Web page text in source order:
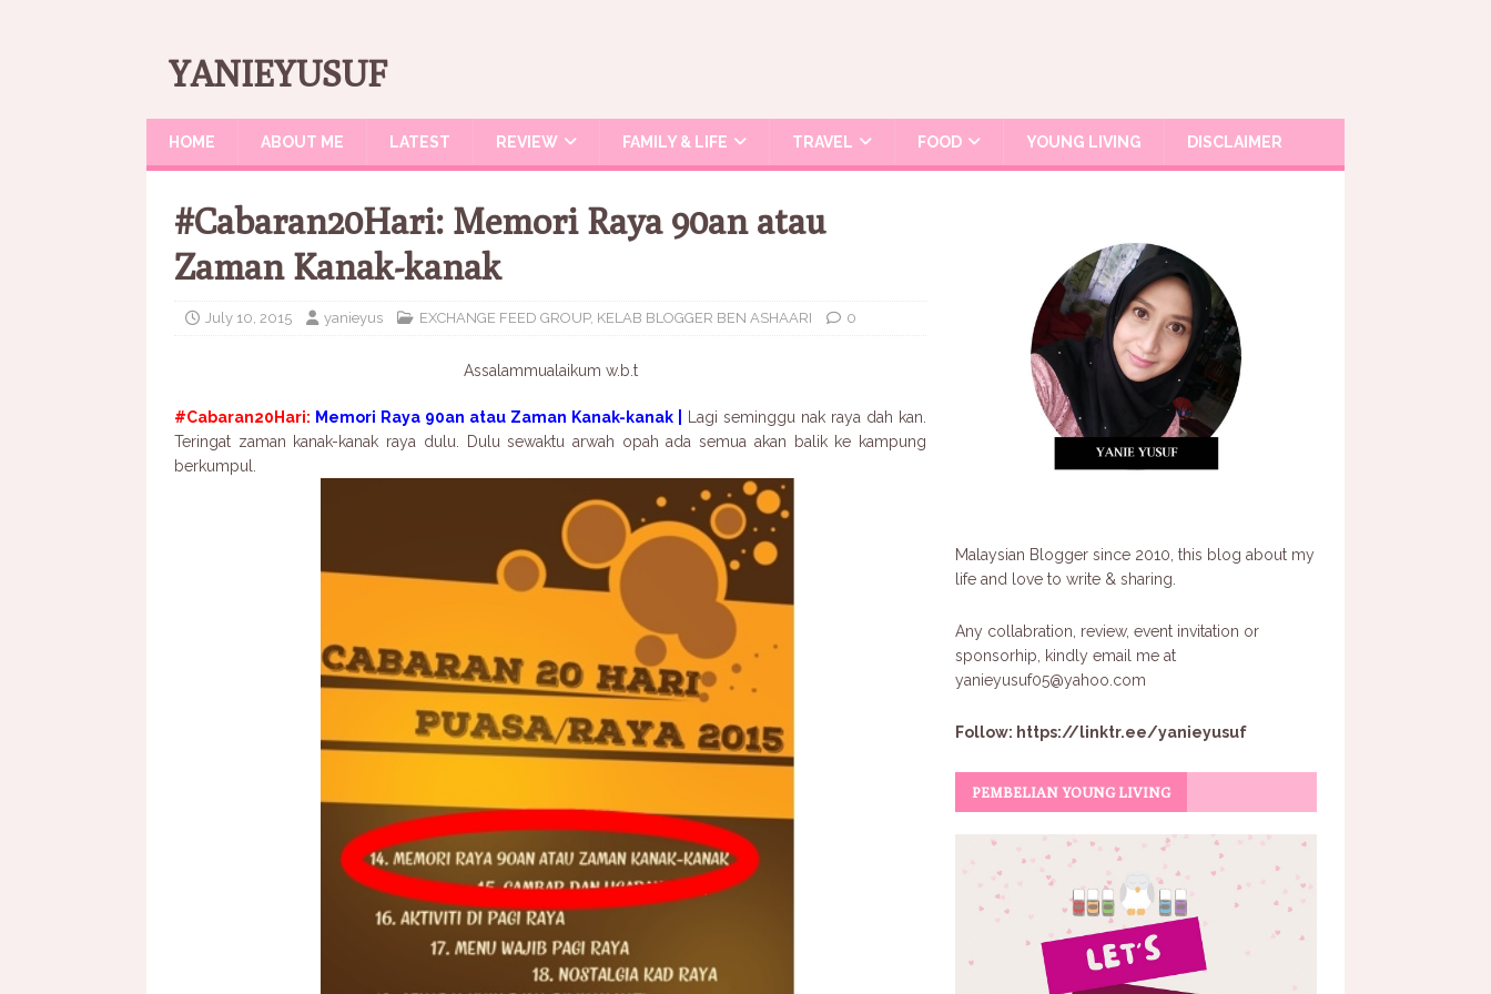
YANIEYUSUF
HOME ABOUT ME LATEST REVIEW FAMILY & LIFE TRAVEL FOOD YOUNG LIVING DISCLAIMER
#Cabaran20Hari: Memori Raya 90an atau
Zaman Kanak-kanak
July 10, 2015 yanieyus EXCHANGE FEED GROUP, KELAB BLOGGER BEN ASHAARI 0
Assalammualaikum w.b.t
#Cabaran20Hari: Memori Raya 90an atau Zaman Kanak-kanak |
Lagi seminggu nak raya dah kan.
Teringat zaman kanak-kanak raya dulu. Dulu sewaktu arwah opah ada semua akan balik ke kampung
berkumpul.
Malaysian Blogger since 2010, this blog about my
life and love to write & sharing.
Any collabration, review, event invitation or
sponsorhip, kindly email me at
yanieyusuf05@yahoo.com
Follow: https://linktr.ee/yanieyusuf
PEMBELIAN YOUNG LIVING